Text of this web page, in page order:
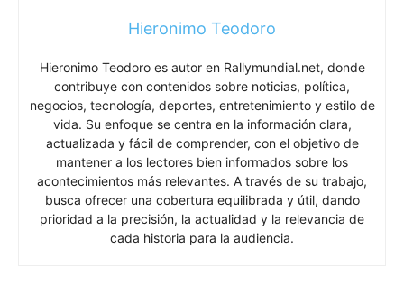
Hieronimo Teodoro
Hieronimo Teodoro es autor en Rallymundial.net, donde
contribuye con contenidos sobre noticias, política,
negocios, tecnología, deportes, entretenimiento y estilo de
vida. Su enfoque se centra en la información clara,
actualizada y fácil de comprender, con el objetivo de
mantener a los lectores bien informados sobre los
acontecimientos más relevantes. A través de su trabajo,
busca ofrecer una cobertura equilibrada y útil, dando
prioridad a la precisión, la actualidad y la relevancia de
cada historia para la audiencia.